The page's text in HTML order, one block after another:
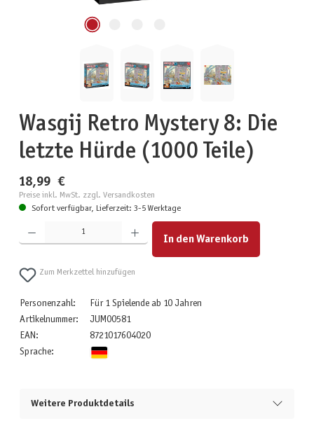
Wasgij Retro Mystery 8: Die
letzte Hürde (1000 Teile)
18,99 €
Preise inkl. MwSt. zzgl. Versandkosten
Sofort verfügbar, Lieferzeit: 3-5 Werktage
Produkt Anzahl: Gib den gewünschten Wert ein oder benutze die Schaltflächen um die Anzahl zu
In den Warenkorb
Zum Merkzettel hinzufügen
Personenzahl:
Für 1 Spielende ab 10 Jahren
Artikelnummer:
JUM00581
EAN:
8721017604020
Sprache:
Weitere Produktdetails